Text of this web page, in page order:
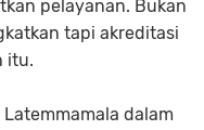
pelayanan. Bukan
tapi akreditasi
itu.
dalam